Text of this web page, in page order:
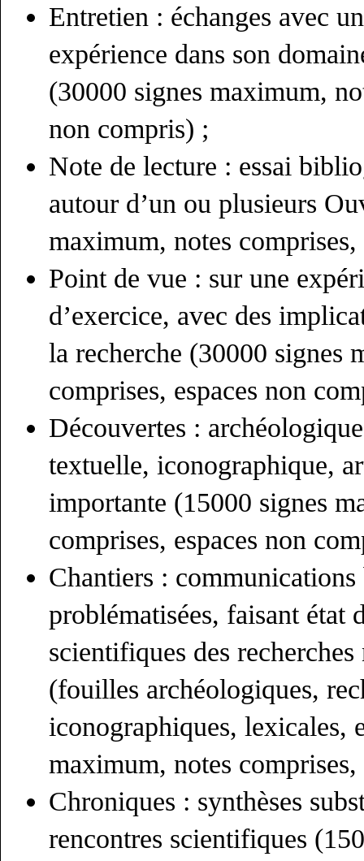
Entretien : échanges avec
expérience dans son
(30000 signes maximum,
non compris) ;
Note de lecture : essai
autour d’un ou plusieurs
maximum, notes
Point de vue : sur une
d’exercice, avec des
la recherche (30000 signes
comprises, espaces non
Découvertes :
textuelle, iconographique,
importante (15000 signes
comprises, espaces non
Chantiers : communications
problématisées, faisant état
scientifiques des
(fouilles archéologiques,
iconographiques, lexicales,
maximum, notes
Chroniques : synthèses
rencontres scientifiques